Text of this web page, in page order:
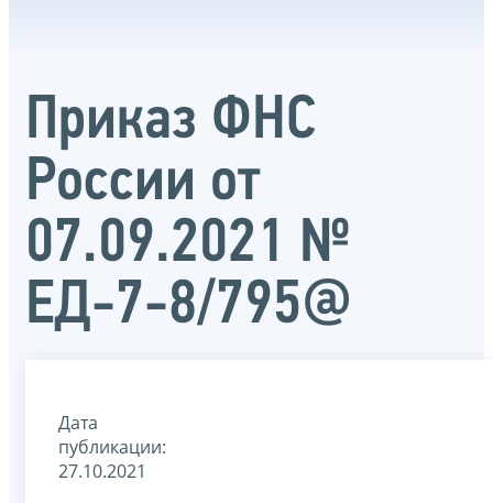
Приказ ФНС
России от
07.09.2021 №
ЕД-7-8/795@
Дата
публикации:
27.10.2021